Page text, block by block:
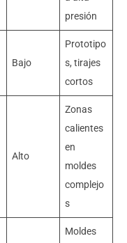
presión
Bajo
Prototipo
s, tirajes
cortos
Alto
Zonas
calientes
en
moldes
complejo
s
Moldes